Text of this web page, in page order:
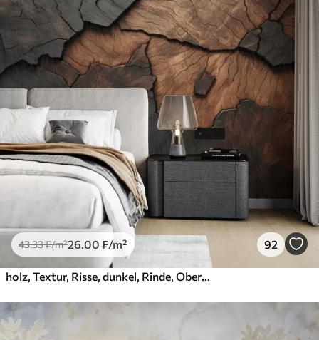
43.33₣/m²26 .00 ₣/m² 92